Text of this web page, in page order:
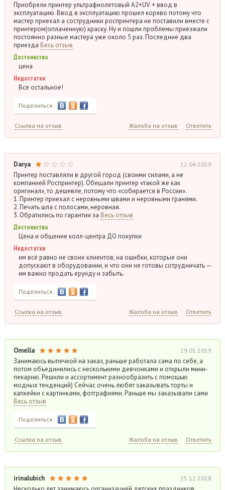
Приобрели принтер ультрафиолетовый А2+UV. + ввод в
эксплуатацию. Ввод в эксплуатацию прошел коряво потому что
мастер приехал а сострудники роспринтера не поставили вместе с
принтером(оплаченную) краску. Ну и пошли проблемы приезжали
постоянно разные мастера уже около 5 раз. Последние два
приезда Весь отзыв
Достоинства
цена
Недостатки
Все остальное!
Поделиться:
Ссылка на отзыв Жалоба на отзыв Ответить
Darya 12.04.2019
Принтер поставляли в другой город (своими силами, а не
компанией Роспринтер). Обещали принтер «такой же как
оригинал», то дешевле, потому что «собирается в России».
1. Принтер приехал с неровными швами и неровными гранями.
2. Печать шла с полосами, неровная.
3. Обратились по гарантии за Весь отзыв
Достоинства
Цена и общение колл-центра ДО покупки
Недостатки
им всё равно не своих клиентов, на ошибки, которые они
допускают в оборудовании, и что они не готовы сотрудничать —
им важно продать ерунду и забыть.
Поделиться:
Ссылка на отзыв Жалоба на отзыв Ответить
Omella 19.01.2019
Занимаюсь выпечкой на заказ, раньше работала сама по себе, а
потом объединились с несколькими девчонками и открыли мини-
пекарню. Решили и ассортимент разнообразить с помощью
модных тенденций) Сейчас очень любят заказывать торты и
капкейки с картинками, фотграфиями. Раньше мы заказывали сами
Весь отзыв
Поделиться:
Ссылка на отзыв Жалоба на отзыв Ответить
irinalubich 25.12.2018